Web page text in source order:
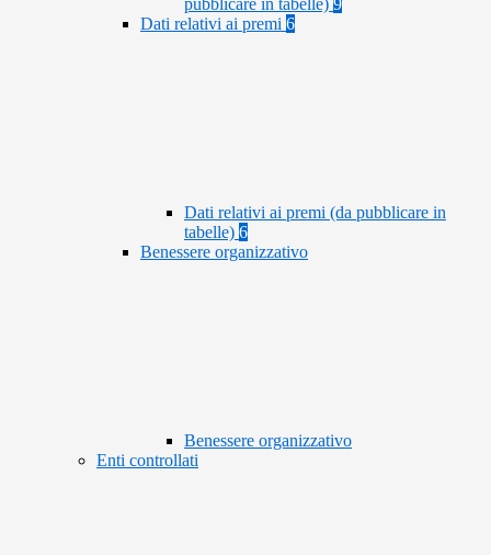
pubblicare in tabelle) 9
Dati relativi ai premi 6
Dati relativi ai premi (da pubblicare in
tabelle) 6
Benessere organizzativo
Benessere organizzativo
Enti controllati